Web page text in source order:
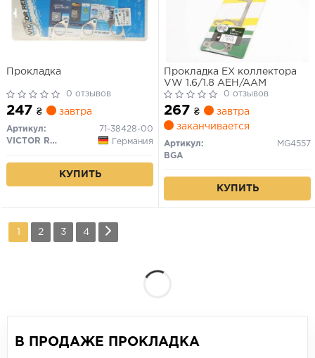
Прокладка
0 отзывов
247 ₴ завтра
Артикул:
71-38428-00
VICTOR REINZ
Германия
КУПИТЬ
Прокладка EX коллектора
VW 1.6/1.8 AEH/AAM
0 отзывов
267 ₴
завтра
заканчивается
Артикул:
MG4557
BGA
КУПИТЬ
1 2 3 4
В ПРОДАЖЕ ПРОКЛАДКА